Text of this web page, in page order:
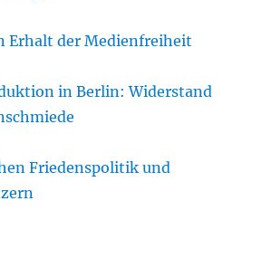
Erhalt der Medienfreiheit
in Berlin: Widerstand
Friedenspolitik und